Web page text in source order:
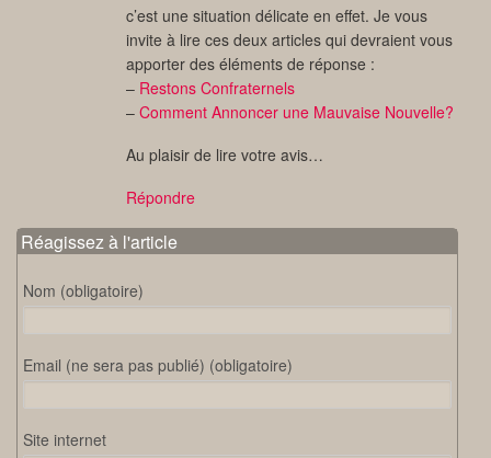
c’est une situation délicate en effet. Je vous
invite à lire ces deux articles qui devraient vous
apporter des éléments de réponse :
– Restons Confraternels
– Comment Annoncer une Mauvaise Nouvelle?
Au plaisir de lire votre avis…
Répondre
Réagissez à l'article
Nom (obligatoire)
Email (ne sera pas publié) (obligatoire)
Site internet